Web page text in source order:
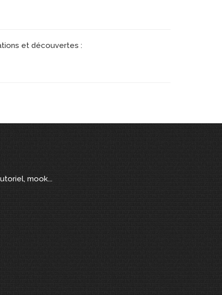
et découvertes :
mook...